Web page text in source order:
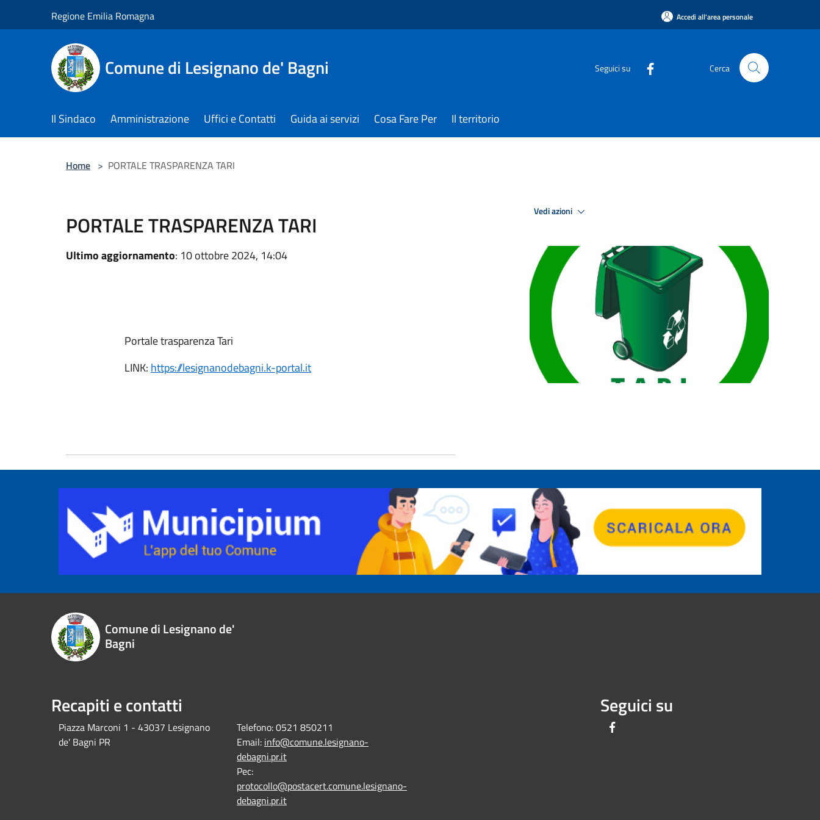
Regione Emilia Romagna Accedi all'area personale
Comune di Lesignano de' Bagni Seguici su Cerca
Il Sindaco Amministrazione Uffici e Contatti Guida ai servizi Cosa Fare Per Il territorio
Home > PORTALE TRASPARENZA TARI
PORTALE TRASPARENZA TARI
Ultimo aggiornamento: 10 ottobre 2024, 14:04
Portale trasparenza Tari
LINK: https://lesignanodebagni.k-portal.it
Vedi azioni
Comune di Lesignano de'
Bagni
Recapiti e contatti
Piazza Marconi 1 - 43037 Lesignano
de' Bagni PR
Telefono:0521 850211
Email: info@comune.lesignano-
debagni.pr.it
Pec:
protocollo@postacert.comune.lesignano-
debagni.pr.it
Seguici su